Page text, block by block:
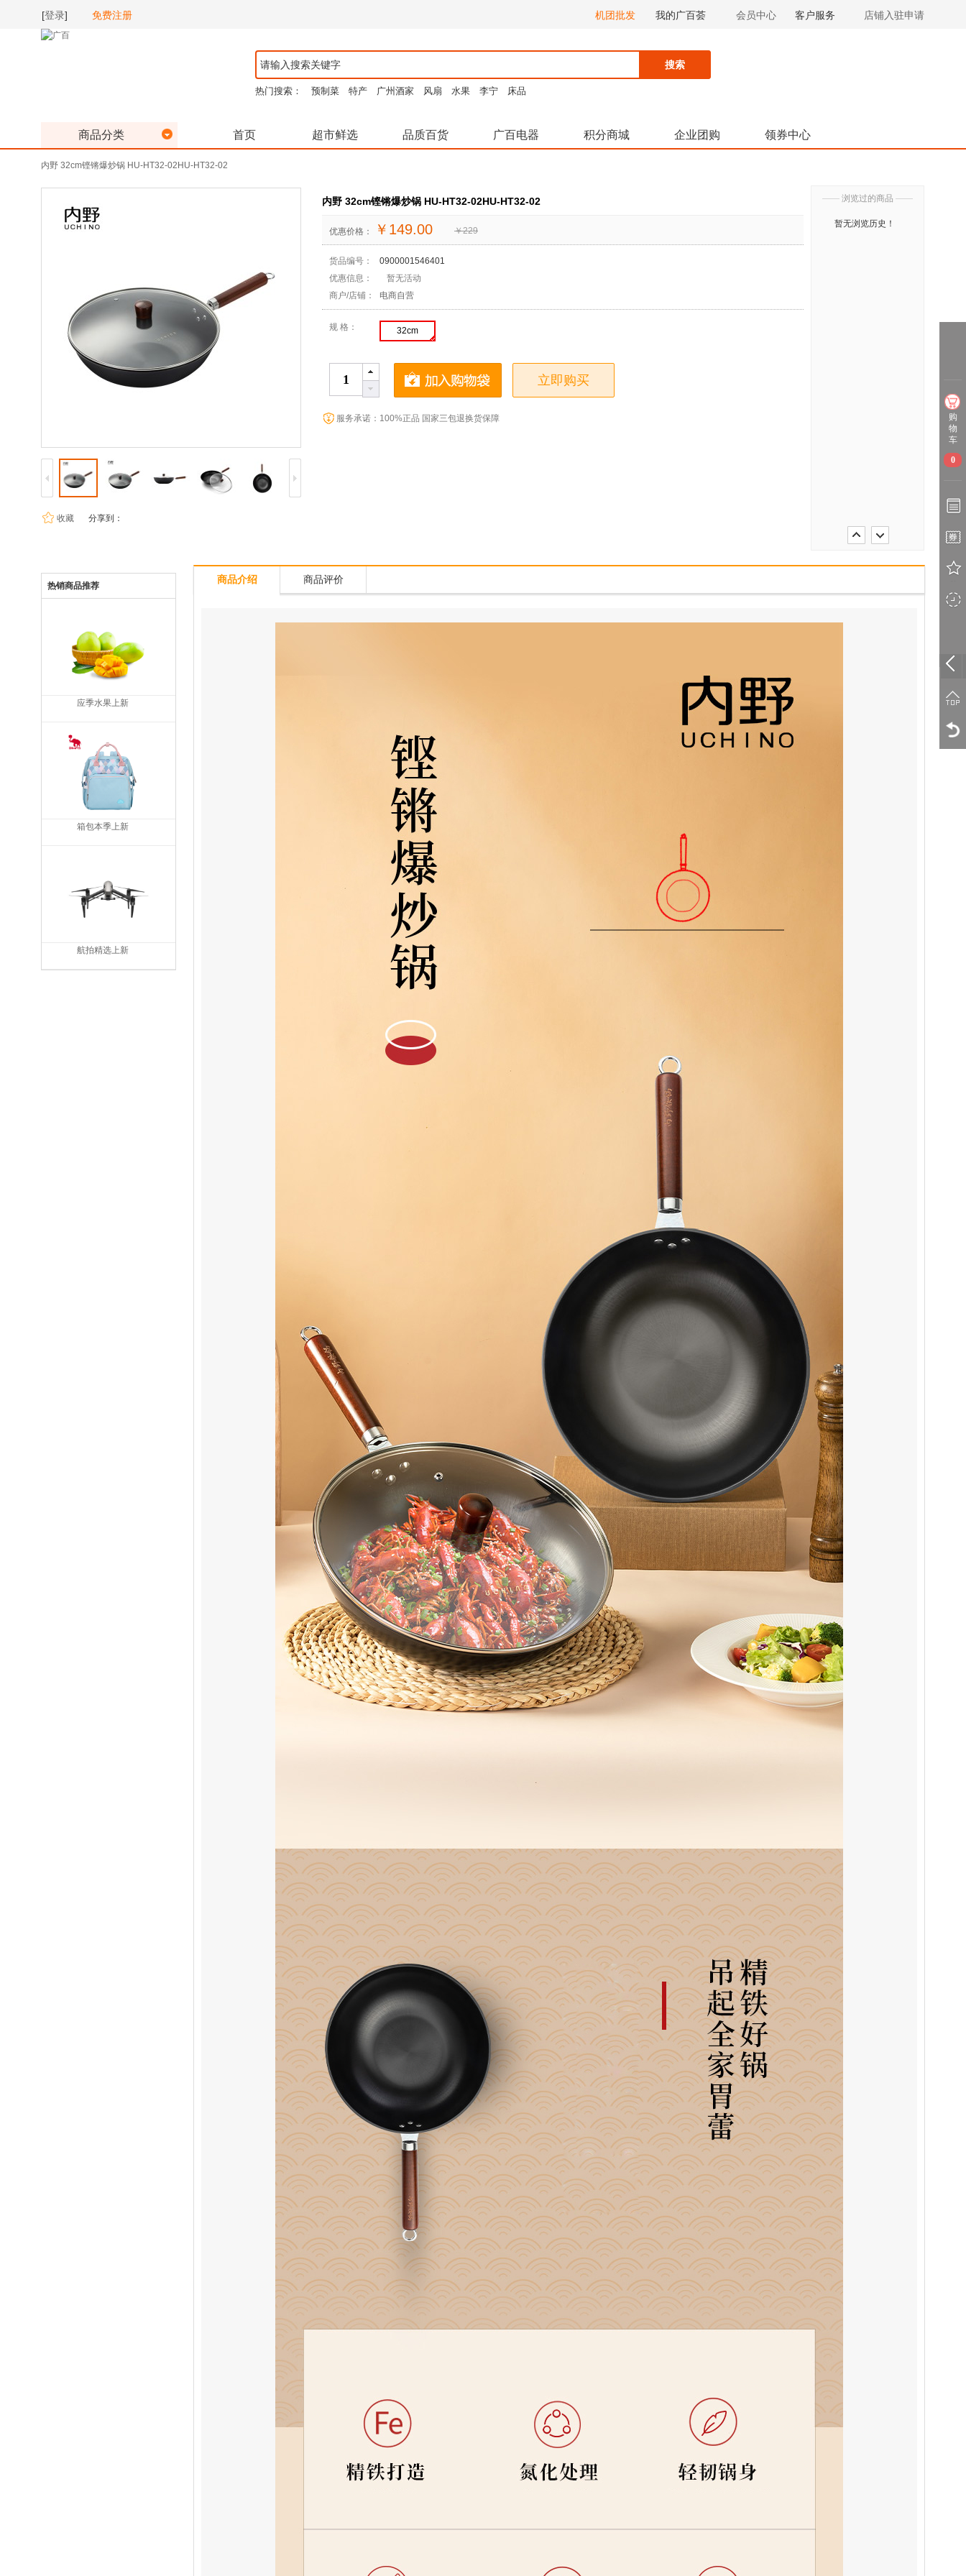
[登录] 免费注册 机团批发 我的广百荟 会员中心 客户服务 店铺入驻申请
搜索
热门搜索： 预制菜 特产 广州酒家 风扇 水果 李宁 床品
商品分类 首页 超市鲜选 品质百货 广百电器 积分商城 企业团购 领券中心
内野 32cm铿锵爆炒锅 HU-HT32-02HU-HT32-02
收藏 分享到：
内野 32cm铿锵爆炒锅 HU-HT32-02HU-HT32-02
优惠价格： ￥ 149.00 ￥229
货品编号：
0900001546401
优惠信息：
暂无活动
商户/店铺：
电商自营
规 格： 32cm
立即购买
服务承诺：100%正品 国家三包退换货保障
—— 浏览过的商品 ——
暂无浏览历史！
热销商品推荐
应季水果上新
箱包本季上新
航拍精选上新
商品介绍 商品评价
购
物
车
0